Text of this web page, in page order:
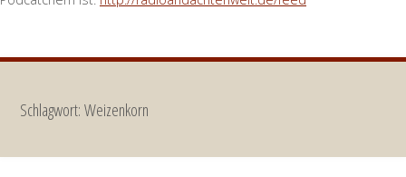
Schlagwort:Weizenkorn